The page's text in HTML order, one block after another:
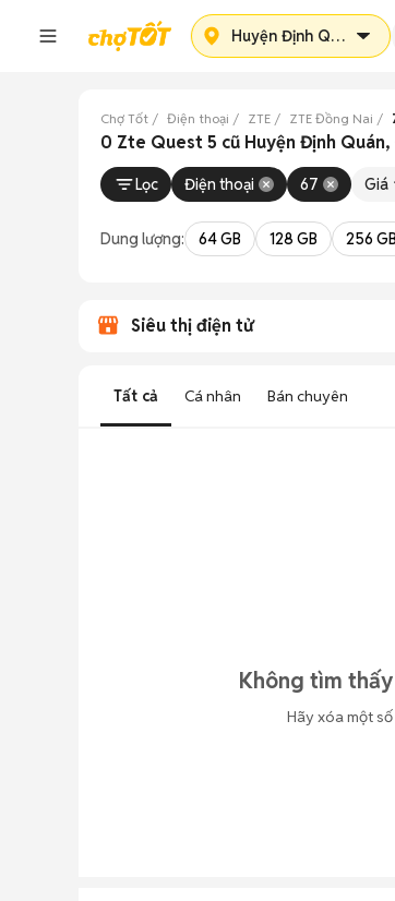
Huyện Định Quán
Chợ Tốt Điện thoại ZTE ZTE Đồng Nai
0 Zte Quest 5 cũ Huyện Định
Lọc Điện thoại 67 Giá
Dung lượng: 64 GB 128 GB 256 GB
Siêu thị điện tử
Tất cả Cá nhân Bán chuyên
Không tìm
Hãy xóa một